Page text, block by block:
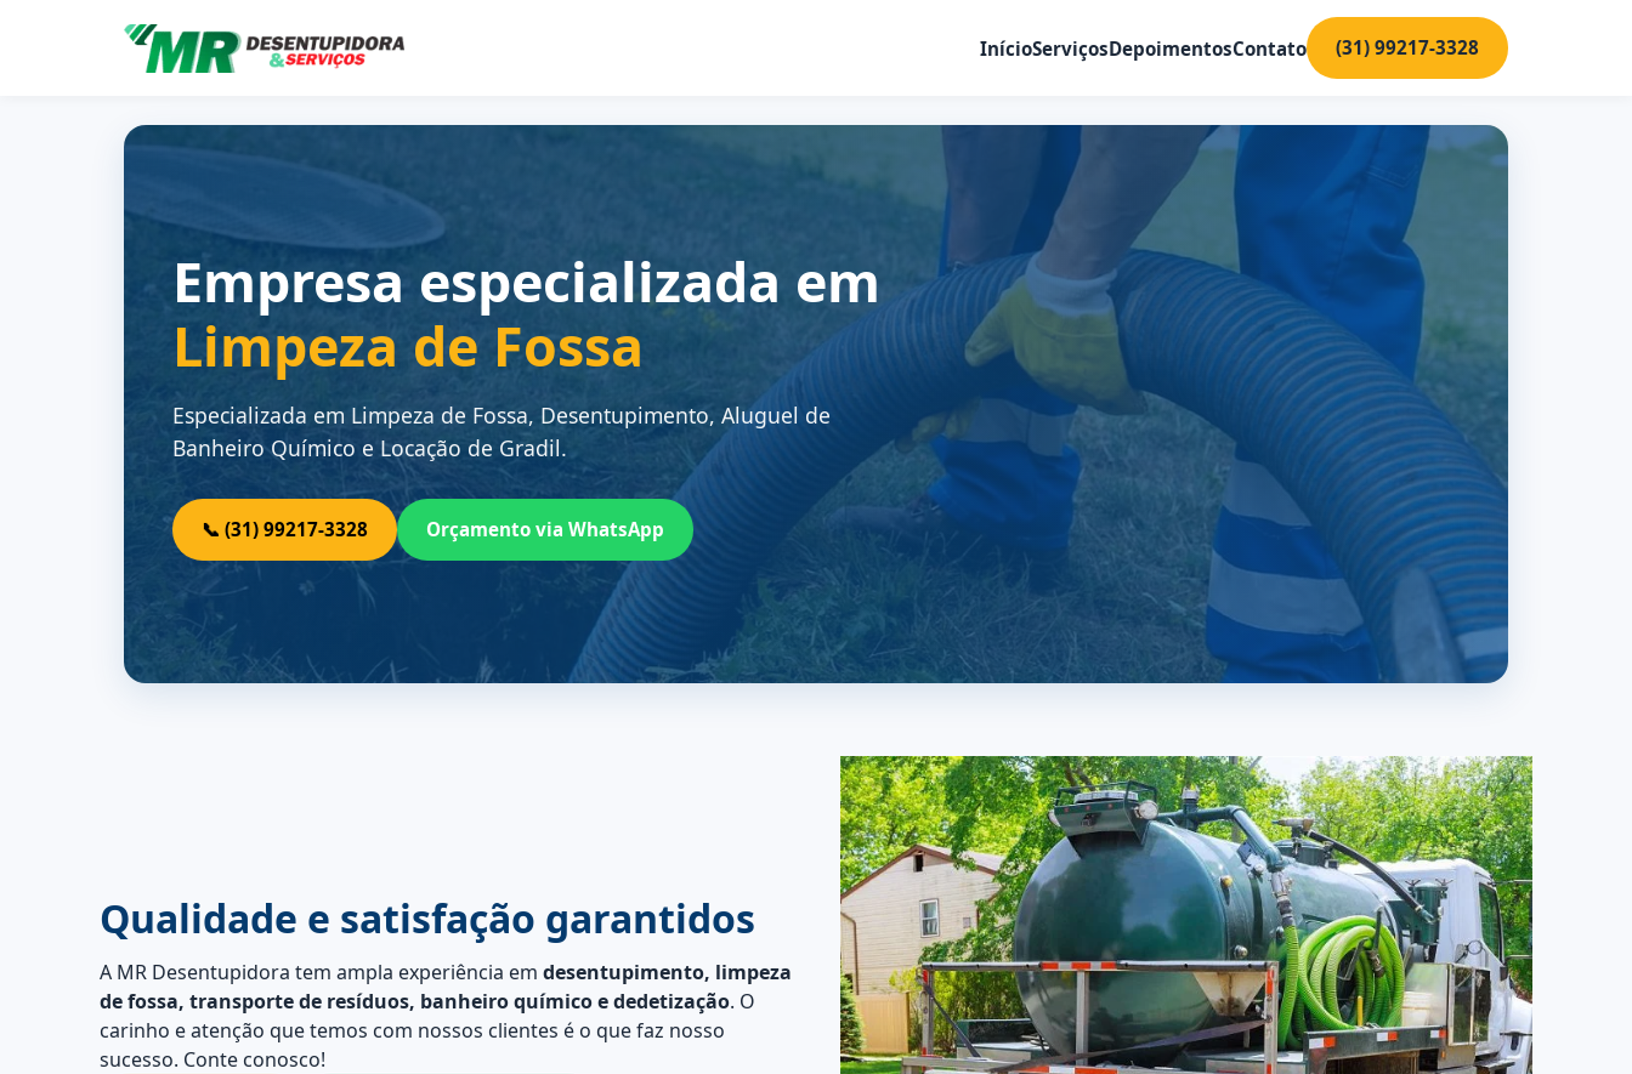
InícioServiçosDepoimentosContato (31) 99217-3328
Empresa especializada em
Limpeza de Fossa
Especializada em Limpeza de Fossa, Desentupimento, Aluguel de
Banheiro Químico e Locação de Gradil.
📞 (31) 99217-3328 Orçamento via WhatsApp
Qualidade e satisfação garantidos
A MR Desentupidora tem ampla experiência em desentupimento, limpeza
de fossa, transporte de resíduos, banheiro químico e dedetização. O
carinho e atenção que temos com nossos clientes é o que faz nosso
sucesso. Conte conosco!